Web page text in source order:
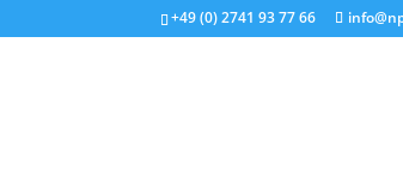
+49 (0) 2741 93 77 66